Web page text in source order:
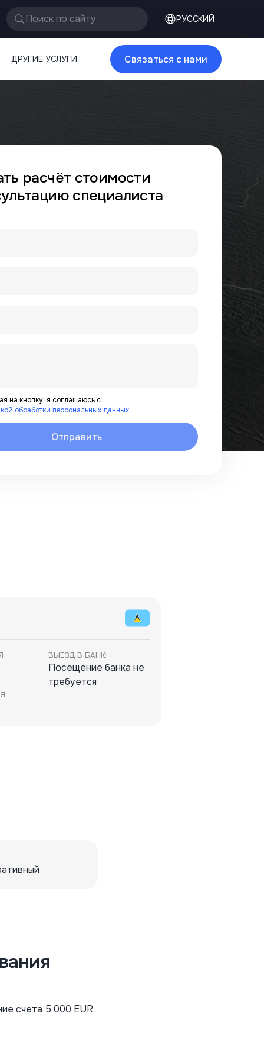
Поиск по сайту РУССКИЙ
ДРУГИЕ УСЛУГИ Связаться с нами
расчёт стоимости
специалиста
на кнопку, я соглашаюсь с
обработки персональных данных
Отправить
ВЫЕЗД В БАНК:
Посещение банка не
требуется
счета 5 000 EUR.